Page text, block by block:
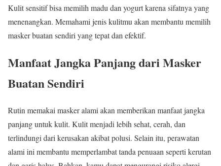
Kulit sensitif bisa memilih madu dan yogurt karena sifatnya yang
menenangkan. Memahami jenis kulitmu akan membantu memilih
masker buatan sendiri yang tepat dan efektif.
Manfaat Jangka Panjang dari Masker
Buatan Sendiri
Rutin memakai masker alami akan memberikan manfaat jangka
panjang untuk kulit. Kulit menjadi lebih sehat, cerah, dan
terlindungi dari kerusakan akibat polusi. Selain itu, perawatan
alami ini membantu memperlambat tanda penuaan seperti kerutan